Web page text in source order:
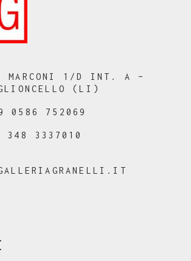
MARCONI 1/D INT. A –
(LI)
0586 752069
348 3337010